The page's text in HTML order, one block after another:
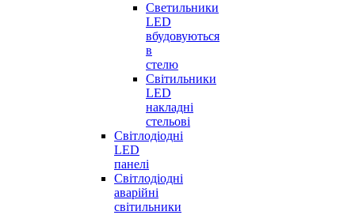
Cветильники
LED
вбудовуються
в
стелю
Світильники
LED
накладні
стельові
Світлодіодні
LED
панелі
Світлодіодні
аварійні
світильники